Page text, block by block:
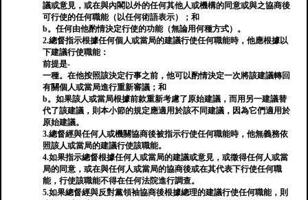
議或意見，或在與內閣以外的任何其他人或機構的同意或與之協商後
可行使的任何職能（以任何術語表示）；和
b。任何由他酌情決定行使的功能（無論用何種方式）。
2.總督指示根據任何個人或當局的建議行使任何職能時，他應根據以
下建議行使職能：
前提是-
一種。在他按照該決定行事之前，他可以酌情決定一次將該建議轉回
有關個人或當局進行重新審議；和
b。如果該人或當局根據前款重新考慮了原始建議，而用另一建議替
代了該建議，則本小節的規定應適用於該不同建議，因為它們適用於
原始建議。
3.總督經與任何人或機關協商後被指示行使任何職能時，他無義務依
照該人或當局的建議行使該職能。
4.如果指示總督根據任何人或當局的建議或意見，或徵得任何人或當
局的同意，或在與任何人或當局的協商後或在其代表下行使任何職
能，行使該職能不得在任何法院進行調查。
5.如果總督經與反對黨領袖協商後根據總理的建議行使任何職能，則